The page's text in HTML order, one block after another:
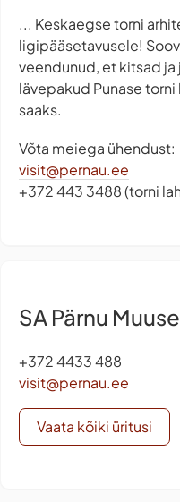
... Keskaegse torni
ligipääsetavusele!
veendunud, et kitsad
lävepakud Punase
saaks.
Võta meiega ühendust:
visit@pernau.ee
+372 443 3488 (torni
SA Pärnu
+372 4433 488
visit@pernau.ee
Vaata kõiki üritusi